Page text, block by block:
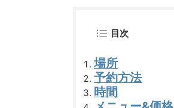
目次
場所
予約方法
時間